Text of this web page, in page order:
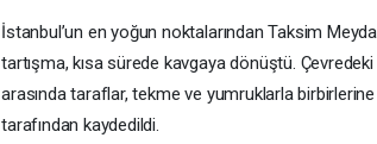
İstanbul’un en yoğun noktalarından Taksim
tartışma, kısa sürede kavgaya dönüştü.
arasında taraflar, tekme ve yumruklarla birbirlerine
tarafından kaydedildi.